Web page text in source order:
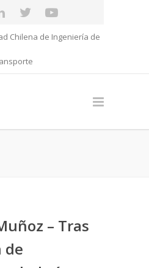
Chilena de Ingeniería de
– Tras
de